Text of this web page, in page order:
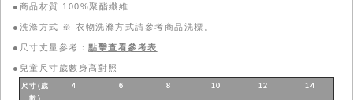
●商品材質 100%聚酯纖維
●洗滌方式 ※ 衣物洗滌方式請參考商品洗標。
●尺寸丈量參考： 點擊查看參考表
● 兒童尺寸歲數身高對照
尺寸(歲
4 6 8 10 12 14